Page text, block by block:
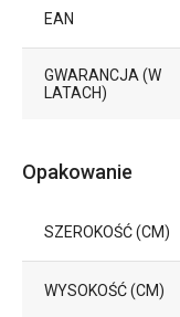
EAN
GWARANCJA (W
LATACH)
Opakowanie
SZEROKOŚĆ (CM)
WYSOKOŚĆ (CM)